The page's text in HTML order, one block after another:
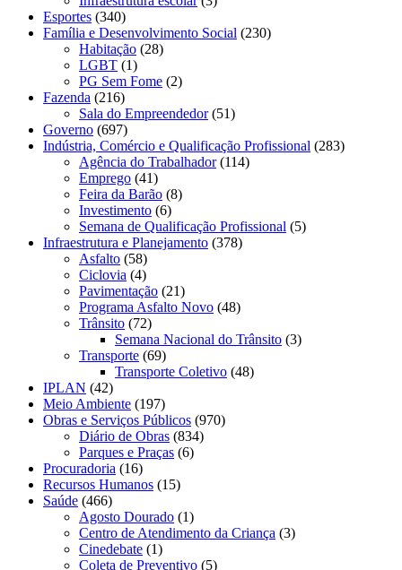
Esportes (340)
Família e Desenvolvimento Social (230)
Habitação (28)
LGBT (1)
PG Sem Fome (2)
Fazenda (216)
Sala do Empreendedor(51)
Governo (697)
Indústria, Comércio e Qualificação Profissional (283)
Agência do Trabalhador(114)
Emprego (41)
Feira da Barão (8)
Investimento (6)
Semana de Qualificação Profissional (5)
Infraestrutura e Planejamento (378)
Asfalto (58)
Ciclovia (4)
Pavimentação (21)
Programa Asfalto Novo (48)
Trânsito (72)
Semana Nacional do Trânsito (3)
Transporte (69)
Transporte Coletivo (48)
IPLAN (42)
Meio Ambiente (197)
Obras e Serviços Públicos (970)
Diário de Obras (834)
Parques e Praças (6)
Procuradoria (16)
Recursos Humanos (15)
Saúde (466)
Agosto Dourado (1)
Centro de Atendimento da Criança (3)
Cinedebate (1)
Coleta de Preventivo (5)